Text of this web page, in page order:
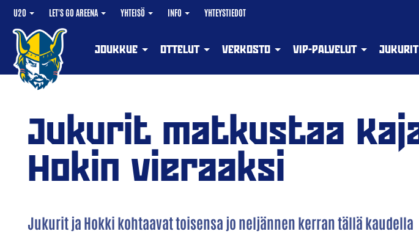
U20 LET'S GO AREENA YHTEISÖ INFO YHTEYSTIEDOT
JOUKKUE OTTELUT VERKOSTO VIP-PALVELUT
Jukurit matkustaa
Hokin vieraaksi
Jukurit ja Hokki kohtaavat toisensa jo neljännen kerran tällä kaudella